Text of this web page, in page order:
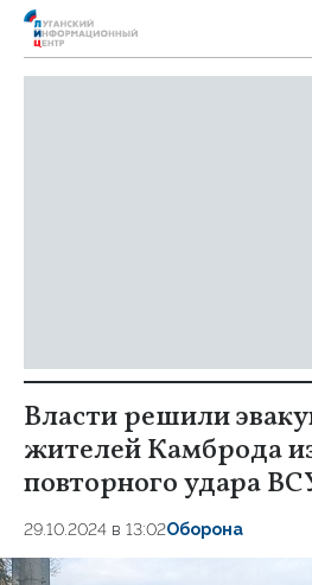
Власти решили
жителей Камброда
повторного удара
29.10.2024 в 13:02Оборона